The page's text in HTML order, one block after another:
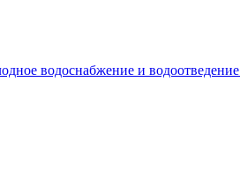
водоснабжение и водоотведение